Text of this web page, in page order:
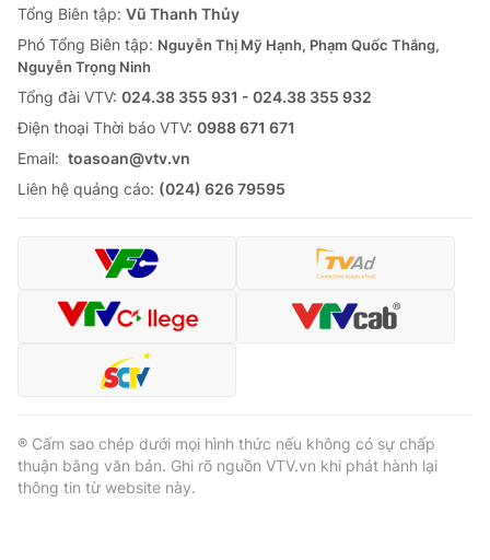
Tổng Biên tập: Vũ Thanh Thủy
Phó Tổng Biên tập: Nguyễn Thị Mỹ Hạnh, Phạm Quốc Thắng,
Nguyễn Trọng Ninh
Tổng đài VTV: 024.38 355 931 - 024.38 355 932
Ðiện thoại Thời báo VTV: 0988 671 671
Email: toasoan@vtv.vn
Liên hệ quảng cáo: (024) 626 79595
® Cấm sao chép dưới mọi hình thức nếu không có sự chấp
thuận bằng văn bản. Ghi rõ nguồn VTV.vn khi phát hành lại
thông tin từ website này.